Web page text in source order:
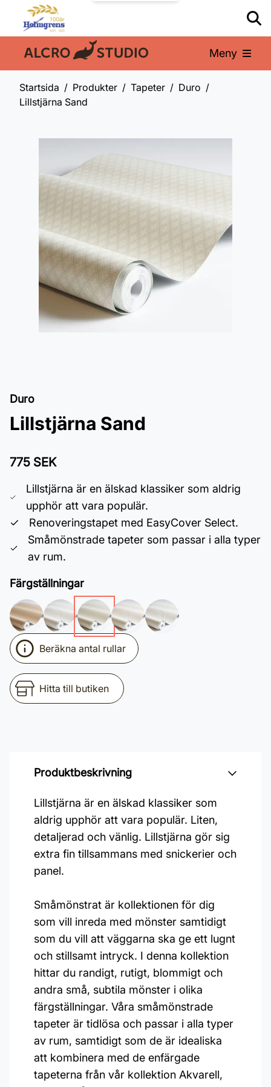
En del av: Meny
Startsida Produkter Tapeter
Duro
Lillstjärna Sand
Duro
Lillstjärna Sand
775 SEK
Lillstjärna är en älskad klassiker som aldrig
upphör att vara populär.
Renoveringstapet med EasyCover Select.
Småmönstrade tapeter som passar i alla typer
av rum.
Färgställningar
Beräkna antal rullar
Hitta till butiken
Produktbeskrivning
Lillstjärna är en älskad klassiker som
aldrig upphör att vara populär. Liten,
detaljerad och vänlig. Lillstjärna gör sig
extra fin tillsammans med snickerier och
panel.
Småmönstrat är kollektionen för dig
som vill inreda med mönster samtidigt
som du vill att väggarna ska ge ett lugnt
och stillsamt intryck. I denna kollektion
hittar du randigt, rutigt, blommigt och
andra små, subtila mönster i olika
färgställningar. Våra småmönstrade
tapeter är tidlösa och passar i alla typer
av rum, samtidigt som de är idealiska
att kombinera med de enfärgade
tapeterna från vår kollektion Akvarell,